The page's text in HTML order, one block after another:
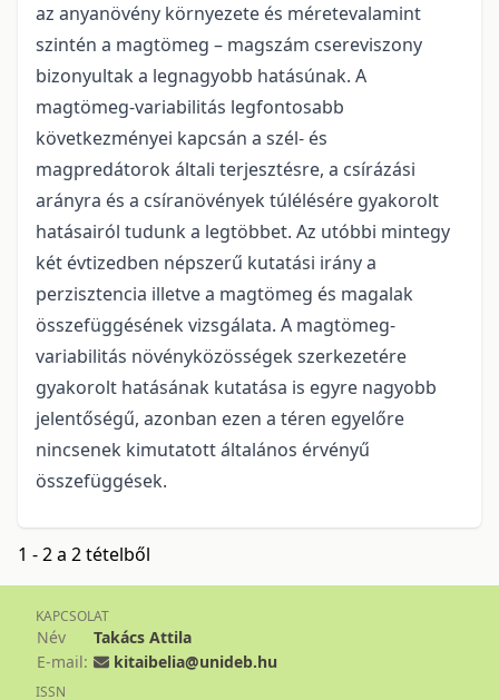
az anyanövény környezete és méretevalamint
szintén a magtömeg – magszám csereviszony
bizonyultak a legnagyobb hatásúnak. A
magtömeg-variabilitás legfontosabb
következményei kapcsán a szél- és
magpredátorok általi terjesztésre, a csírázási
arányra és a csíranövények túlélésére gyakorolt
hatásairól tudunk a legtöbbet. Az utóbbi mintegy
két évtizedben népszerű kutatási irány a
perzisztencia illetve a magtömeg és magalak
összefüggésének vizsgálata. A magtömeg-
variabilitás növényközösségek szerkezetére
gyakorolt hatásának kutatása is egyre nagyobb
jelentőségű, azonban ezen a téren egyelőre
nincsenek kimutatott általános érvényű
összefüggések.
1 - 2 a 2 tételből
KAPCSOLAT
Név
Takács Attila
E-mail:
kitaibelia@unideb.hu
ISSN